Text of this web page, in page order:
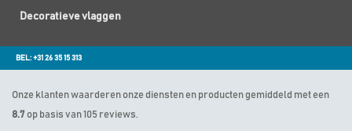
Decoratieve vlaggen
BEL: +31 26 35 15 313
Onze klanten waarderen onze diensten en producten gemiddeld met een
8.7 op basis van 105 reviews.